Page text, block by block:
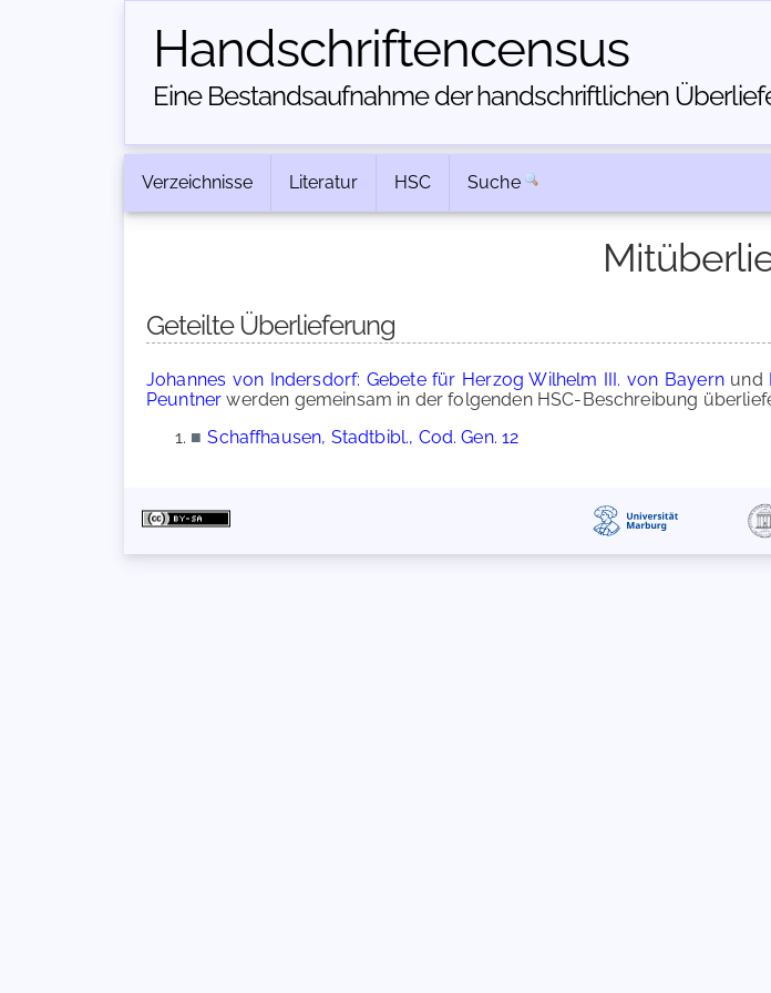
Handschriften­census
Eine Bestandsaufnahme der handschriftlichen
Verzeichnisse Literatur HSC Suche
Geteilte Überlieferung
Johannes von Indersdorf: Gebete für Herzog Wilhelm III. von Bayernund
Peuntner werden gemeinsam in der folgenden HSC-Beschreibung
■ Schaffhausen, Stadtbibl., Cod. Gen. 12